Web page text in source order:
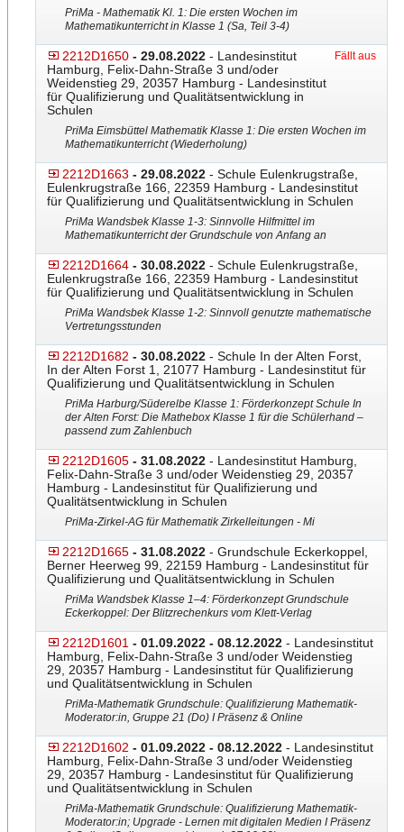
PriMa - Mathematik Kl. 1: Die ersten Wochen im
Mathematikunterricht in Klasse 1 (Sa, Teil 3-4)
2212D1650 - 29.08.2022 - Landesinstitut
Hamburg, Felix-Dahn-Straße 3 und/oder
Weidenstieg 29, 20357 Hamburg - Landesinstitut
für Qualifizierung und Qualitätsentwicklung in
Schulen
Fällt aus
PriMa Eimsbüttel Mathematik Klasse 1: Die ersten Wochen im
Mathematikunterricht (Wiederholung)
2212D1663 - 29.08.2022 - Schule Eulenkrugstraße,
Eulenkrugstraße 166, 22359 Hamburg - Landesinstitut
für Qualifizierung und Qualitätsentwicklung in Schulen
PriMa Wandsbek Klasse 1-3: Sinnvolle Hilfmittel im
Mathematikunterricht der Grundschule von Anfang an
2212D1664 - 30.08.2022 - Schule Eulenkrugstraße,
Eulenkrugstraße 166, 22359 Hamburg - Landesinstitut
für Qualifizierung und Qualitätsentwicklung in Schulen
PriMa Wandsbek Klasse 1-2: Sinnvoll genutzte mathematische
Vertretungsstunden
2212D1682 - 30.08.2022 - Schule In der Alten Forst,
In der Alten Forst 1, 21077 Hamburg - Landesinstitut für
Qualifizierung und Qualitätsentwicklung in Schulen
PriMa Harburg/Süderelbe Klasse 1: Förderkonzept Schule In
der Alten Forst: Die Mathebox Klasse 1 für die Schülerhand –
passend zum Zahlenbuch
2212D1605 - 31.08.2022 - Landesinstitut Hamburg,
Felix-Dahn-Straße 3 und/oder Weidenstieg 29, 20357
Hamburg - Landesinstitut für Qualifizierung und
Qualitätsentwicklung in Schulen
PriMa-Zirkel-AG für Mathematik Zirkelleitungen - Mi
2212D1665 - 31.08.2022 - Grundschule Eckerkoppel,
Berner Heerweg 99, 22159 Hamburg - Landesinstitut für
Qualifizierung und Qualitätsentwicklung in Schulen
PriMa Wandsbek Klasse 1–4: Förderkonzept Grundschule
Eckerkoppel: Der Blitzrechenkurs vom Klett-Verlag
2212D1601 - 01.09.2022 - 08.12.2022 - Landesinstitut
Hamburg, Felix-Dahn-Straße 3 und/oder Weidenstieg
29, 20357 Hamburg - Landesinstitut für Qualifizierung
und Qualitätsentwicklung in Schulen
PriMa-Mathematik Grundschule: Qualifizierung Mathematik-
Moderator:in, Gruppe 21 (Do) I Präsenz & Online
2212D1602 - 01.09.2022 - 08.12.2022 - Landesinstitut
Hamburg, Felix-Dahn-Straße 3 und/oder Weidenstieg
29, 20357 Hamburg - Landesinstitut für Qualifizierung
und Qualitätsentwicklung in Schulen
PriMa-Mathematik Grundschule: Qualifizierung Mathematik-
Moderator:in; Upgrade - Lernen mit digitalen Medien I Präsenz